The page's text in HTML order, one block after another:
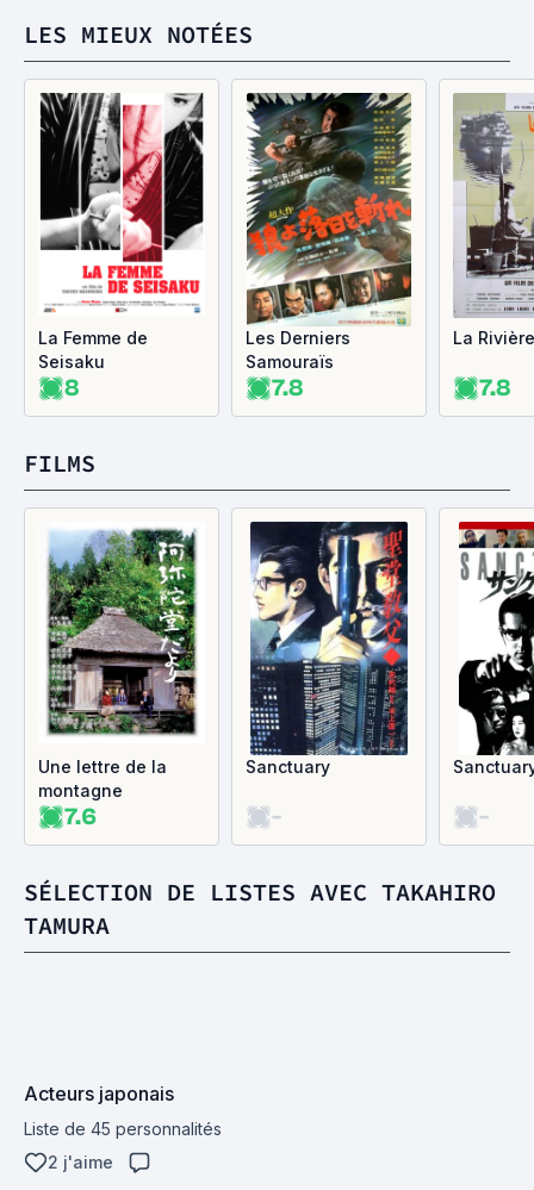
LES MIEUX NOTÉES
La Femme de
Seisaku
8
Les Derniers
Samouraïs
7.8
La
7.8
FILMS
Une lettre de la
montagne
7.6
Sanctuary
- -
SÉLECTION DE LISTES AVEC TAKAHIRO
TAMURA
Acteurs japonais
Liste de 45 personnalités
2 j'aime